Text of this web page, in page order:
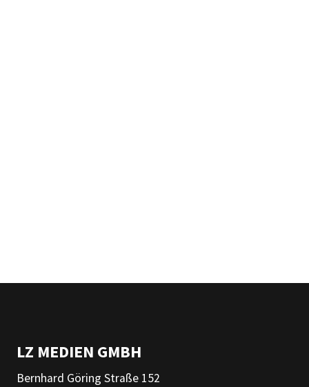
LZ MEDIEN GMBH
Bernhard Göring Straße 152